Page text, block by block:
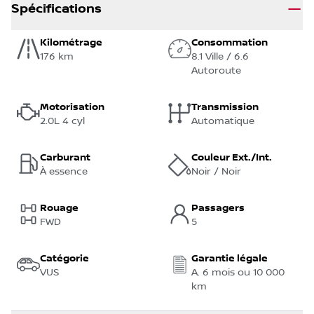
Spécifications
Kilométrage
176 km
Consommation
8.1 Ville / 6.6
Autoroute
Motorisation
2.0L 4 cyl
Transmission
Automatique
Carburant
À essence
Couleur Ext./Int.
Noir / Noir
Rouage
FWD
Passagers
5
Catégorie
VUS
Garantie légale
A. 6 mois ou 10 000
km